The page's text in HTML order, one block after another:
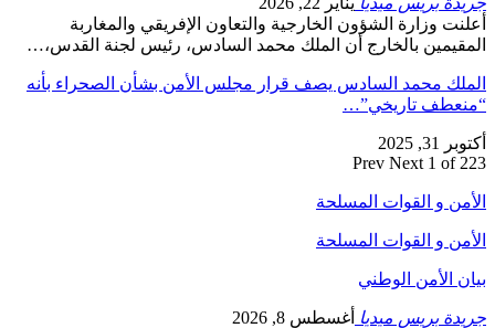
أعلنت وزارة الشؤون الخارجية والتعاون الإفريقي والمغاربة
المقيمين بالخارج أن الملك محمد السادس، رئيس لجنة القدس،…
الملك محمد السادس يصف قرار مجلس الأمن بشأن الصحراء بأنه
“منعطف تاريخي”…
أكتوبر 31, 2025
Prev Next 1 of 223
الأمن و القوات المسلحة
الأمن و القوات المسلحة
بيان الأمن الوطني
جريدة بريس ميديا أغسطس 8, 2026